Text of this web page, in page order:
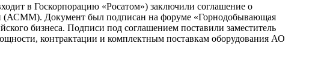
в Госкорпорацию «Росатом») заключили соглашение о
(АСММ). Документ был подписан на форуме «Горнодобывающая
бизнеса. Подписи под соглашением поставили заместитель
контрактации и комплектным поставкам оборудования АО